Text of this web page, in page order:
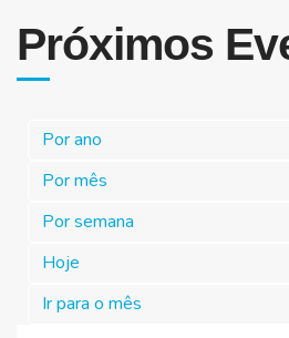
Próximos
Por ano
Por mês
Por semana
Hoje
Ir para o mês